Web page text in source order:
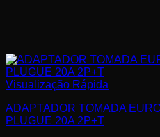
Visualização Rápida
ADAPTADOR TOMADA
PLUGUE 20A 2P+T